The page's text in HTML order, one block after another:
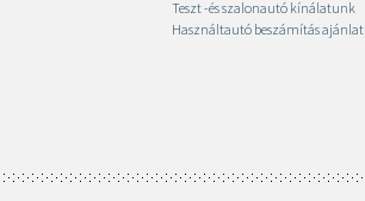
Teszt -és szalonautó kínálatunk
Használtautó beszámítás